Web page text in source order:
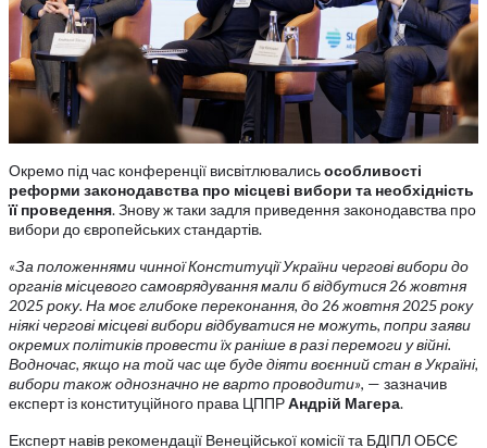
Окремо під час конференції висвітлювалисьособливості
реформи законодавства про місцеві вибори та необхідність
її проведення. Знову ж таки задля приведення законодавства про
вибори до європейських стандартів.
«За положеннями чинної Конституції України чергові вибори до
органів місцевого самоврядування мали б відбутися 26 жовтня
2025 року. На моє глибоке переконання, до 26 жовтня 2025 року
ніякі чергові місцеві вибори відбуватися не можуть, попри заяви
окремих політиків провести їх раніше в разі перемоги у війні.
Водночас, якщо на той час ще буде діяти воєнний стан в Україні,
вибори також однозначно не варто проводити», — зазначив
експерт із конституційного права ЦППРАндрій Магера.
Експерт навів рекомендації Венеційської комісії та БДІПЛ ОБСЄ